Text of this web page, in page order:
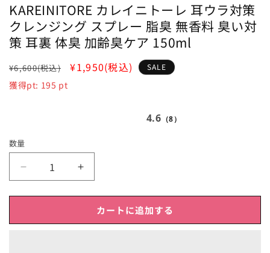
KAREINITORE カレイニトーレ 耳ウラ対策
クレンジング スプレー 脂臭 無香料 臭い対
策 耳裏 体臭 加齢臭ケア 150ml
通
常
¥6,600(税込) SALE
¥1,950(税込) SALE
獲得pt: 195 pt
4.6 （8）
数量
KAREINITORE
レ
KAREINITORE
レ
カートに追加する